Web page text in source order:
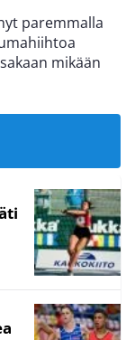
paremmalla
mikään